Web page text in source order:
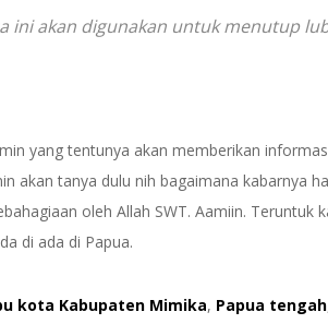
ini akan digunakan untuk menutup
yang tentunya akan memberikan
akan tanya dulu nih bagaimana kabarnya
oleh Allah SWT. Aamiin. Teruntuk
di ada di Papua.
kota Kabupaten Mimika, Papua tengah